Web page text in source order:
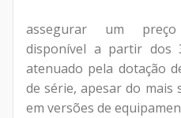
assegurar um
disponível a partir dos
atenuado pela dotação
de série, apesar do
em versões de